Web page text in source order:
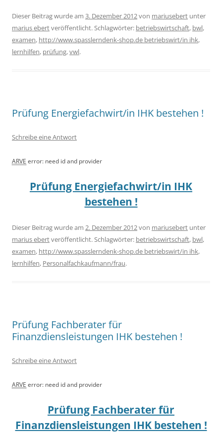
Dieser Beitrag wurde am 3. Dezember 2012von mariusebert unter
marius ebertveröffentlicht. Schlagwörter: betriebswirtschaft, bwl,
examen, http://www.spasslerndenk-shop.de betriebswirt/in ihk,
lernhilfen, prüfung,vwl.
Prüfung Energiefachwirt/in IHK bestehen !
Schreibe eine Antwort
ARVE error: need id and provider
Prüfung Energiefachwirt/in IHK
bestehen !
Dieser Beitrag wurde am 2. Dezember 2012von mariusebert unter
marius ebertveröffentlicht. Schlagwörter: betriebswirtschaft, bwl,
examen, http://www.spasslerndenk-shop.de betriebswirt/in ihk,
lernhilfen, Personalfachkaufmann/frau.
Prüfung Fachberater für
Finanzdiensleistungen IHK bestehen !
Schreibe eine Antwort
ARVE error: need id and provider
Prüfung Fachberater für
Finanzdiensleistungen IHK bestehen !